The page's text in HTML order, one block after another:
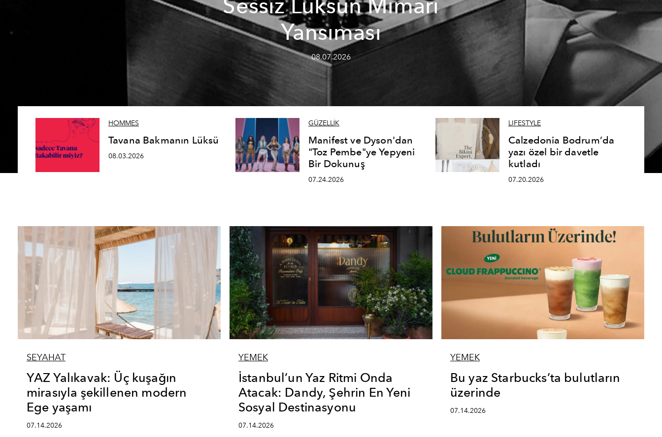
Sessiz Lüksün Mimari
Yansıması
08.07.2026
HOMMES
Tavana Bakmanın Lüksü
08.03.2026
GÜZELLİK
Manifest ve Dyson'dan
"Toz Pembe"ye Yepyeni
Bir Dokunuş
07.24.2026
LIFESTYLE
Calzedonia Bodrum’da
yazı özel bir davetle
kutladı
07.20.2026
SEYAHAT
YAZ Yalıkavak: Üç kuşağın
mirasıyla şekillenen modern
Ege yaşamı
07.14.2026
YEMEK
İstanbul’un Yaz Ritmi Onda
Atacak: Dandy, Şehrin En Yeni
Sosyal Destinasyonu
07.14.2026
YEMEK
Bu yaz Starbucks’ta bulutların
üzerinde
07.14.2026